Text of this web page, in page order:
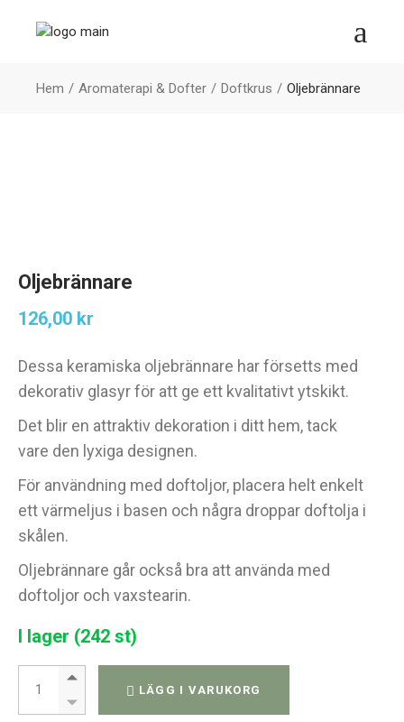
Hem Aromaterapi & Dofter Doftkrus Oljebrännare
Oljebrännare
126,00 kr
Dessa keramiska oljebrännare har försetts med
dekorativ glasyr för att ge ett kvalitativt ytskikt.
Det blir en attraktiv dekoration i ditt hem, tack
vare den lyxiga designen.
För användning med doftoljor, placera helt enkelt
ett värmeljus i basen och några droppar doftolja i
skålen.
Oljebrännare går också bra att använda med
doftoljor och vaxstearin.
I lager (242 st)
Oljebrännare quantity
LÄGG I VARUKORG